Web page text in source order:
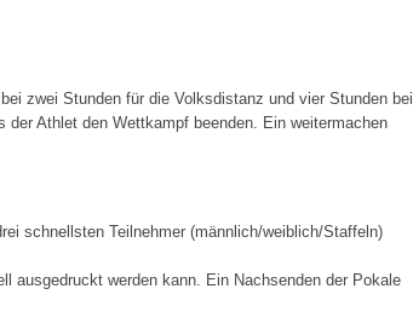
zwei Stunden für die Volksdistanz und vier Stunden bei
Athlet den Wettkampf beenden. Ein weitermachen
schnellsten Teilnehmer (männlich/weiblich/Staffeln)
ausgedruckt werden kann. Ein Nachsenden der Pokale